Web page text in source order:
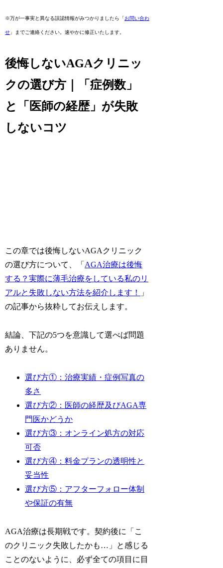
※万が一事実と異なる誤認情報がみつかりましたら「お問い合わ
せ 」までご連絡ください。速やかに修正いたします。
後悔しないAGAクリニッ
クの選び方｜「症例数」
と「医師の経歴」が失敗
しないコツ
この章では後悔しないAGAクリニック
の選び方について、「AGA治療は後悔
する？実際に薄毛治療をしている私のリ
アルと失敗しない方法を紹介します！
」
の記事から抜粋してお伝えします。
結論、下記の5つを意識して選べば問題
ありません。
選び方①：治療実績・症例写真の
多さ
選び方②：医師の経歴及びAGA専
門医かどうか
選び方③：オンライン処方の対応
可否
選び方④：料金プランの透明性と
妥当性
選び方⑤：アフターフォロー体制
や保証の有無
AGA治療は長期戦です。契約後に「こ
のクリニック失敗したかも…」と感じる
ことのないように、必ず全ての項目に目